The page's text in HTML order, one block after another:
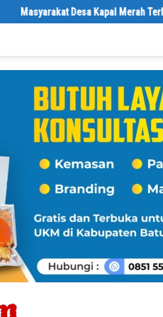
Terharu Melihat Satgas TMMD